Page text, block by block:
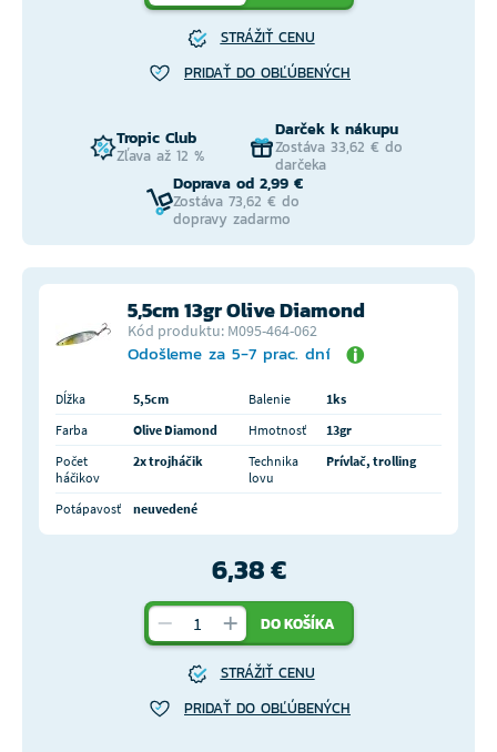
STRÁŽIŤ CENU
PRIDAŤ DO OBĽÚBENÝCH
Tropic Club
Zľava až 12 %
Darček k nákupu
Zostáva 33,62 € do
darčeka
Doprava od 2,99 €
Zostáva 73,62 € do
dopravy zadarmo
5,5cm 13gr Olive Diamond
Kód produktu: M095-464-062
Odošleme za 5-7 prac. dní
Dĺžka 5,5cm Balenie
1ks
Farba
Olive Diamond Hmotnosť
13gr
Počet
háčikov
2x trojháčik
Technika
lovu
Prívlač, trolling
Potápavosť neuvedené
6,38 €
DO KOŠÍKA
STRÁŽIŤ CENU
PRIDAŤ DO OBĽÚBENÝCH